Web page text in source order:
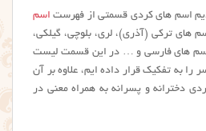
اسم های کردی قسمتی از فهرست اسم
های ترکی (آذری)، لری، بلوچی، گیلکی،
اسم های فارسی و … در این قسمت لیست
را به تفکیک قرار داده ایم، علاوه بر آن
دخترانه و پسرانه به همراه معنی در